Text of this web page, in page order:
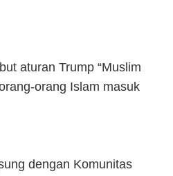
aturan Trump “Muslim
orang Islam masuk
dengan Komunitas